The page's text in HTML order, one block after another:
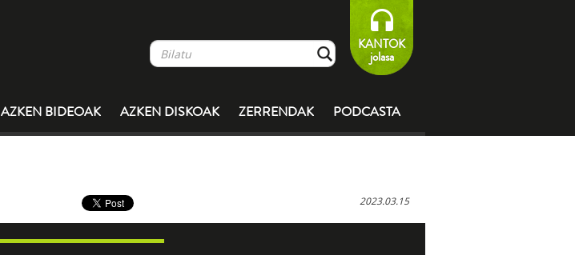
KANTOK
jolasa
AZKEN BIDEOAK AZKEN DISKOAK ZERRENDAK PODCASTA
2023.03.15